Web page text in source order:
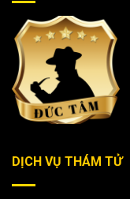
DỊCH VỤ THÁM TỬ